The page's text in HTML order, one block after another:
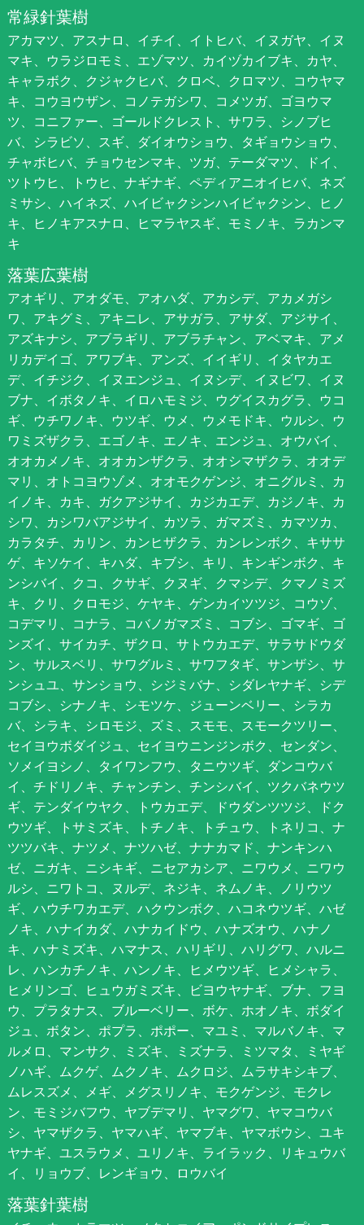
常緑針葉樹
アカマツ、アスナロ、イチイ、イトヒバ、イヌガヤ、イヌ
マキ、ウラジロモミ、エゾマツ、カイヅカイブキ、カヤ、
キャラボク、クジャクヒバ、クロベ、クロマツ、コウヤマ
キ、コウヨウザン、コノテガシワ、コメツガ、ゴヨウマ
ツ、コニファー、ゴールドクレスト、サワラ、シノブヒ
バ、シラビソ、スギ、ダイオウショウ、タギョウショウ、
チャボヒバ、チョウセンマキ、ツガ、テーダマツ、ドイ、
ツトウヒ、トウヒ、ナギナギ、ペディアニオイヒバ、ネズ
ミサシ、ハイネズ、ハイビャクシンハイビャクシン、ヒノ
キ、ヒノキアスナロ、ヒマラヤスギ、モミノキ、ラカンマ
キ
落葉広葉樹
アオギリ、アオダモ、アオハダ、アカシデ、アカメガシ
ワ、アキグミ、アキニレ、アサガラ、アサダ、アジサイ、
アズキナシ、アブラギリ、アブラチャン、アベマキ、アメ
リカデイゴ、アワブキ、アンズ、イイギリ、イタヤカエ
デ、イチジク、イヌエンジュ、イヌシデ、イヌビワ、イヌ
ブナ、イボタノキ、イロハモミジ、ウグイスカグラ、ウコ
ギ、ウチワノキ、ウツギ、ウメ、ウメモドキ、ウルシ、ウ
ワミズザクラ、エゴノキ、エノキ、エンジュ、オウバイ、
オオカメノキ、オオカンザクラ、オオシマザクラ、オオデ
マリ、オトコヨウゾメ、オオモクゲンジ、オニグルミ、カ
イノキ、カキ、ガクアジサイ、カジカエデ、カジノキ、カ
シワ、カシワバアジサイ、カツラ、ガマズミ、カマツカ、
カラタチ、カリン、カンヒザクラ、カンレンボク、キササ
ゲ、キソケイ、キハダ、キブシ、キリ、キンギンボク、キ
ンシバイ、クコ、クサギ、クヌギ、クマシデ、クマノミズ
キ、クリ、クロモジ、ケヤキ、ゲンカイツツジ、コウゾ、
コデマリ、コナラ、コバノガマズミ、コブシ、ゴマギ、ゴ
ンズイ、サイカチ、ザクロ、サトウカエデ、サラサドウダ
ン、サルスベリ、サワグルミ、サワフタギ、サンザシ、サ
ンシュユ、サンショウ、シジミバナ、シダレヤナギ、シデ
コブシ、シナノキ、シモツケ、ジューンベリー、シラカ
バ、シラキ、シロモジ、ズミ、スモモ、スモークツリー、
セイヨウボダイジュ、セイヨウニンジンボク、センダン、
ソメイヨシノ、タイワンフウ、タニウツギ、ダンコウバ
イ、チドリノキ、チャンチン、チンシバイ、ツクバネウツ
ギ、テンダイウヤク、トウカエデ、ドウダンツツジ、ドク
ウツギ、トサミズキ、トチノキ、トチュウ、トネリコ、ナ
ツツバキ、ナツメ、ナツハゼ、ナナカマド、ナンキンハ
ゼ、ニガキ、ニシキギ、ニセアカシア、ニワウメ、ニワウ
ルシ、ニワトコ、ヌルデ、ネジキ、ネムノキ、ノリウツ
ギ、ハウチワカエデ、ハクウンボク、ハコネウツギ、ハゼ
ノキ、ハナイカダ、ハナカイドウ、ハナズオウ、ハナノ
キ、ハナミズキ、ハマナス、ハリギリ、ハリグワ、ハルニ
レ、ハンカチノキ、ハンノキ、ヒメウツギ、ヒメシャラ、
ヒメリンゴ、ヒュウガミズキ、ビヨウヤナギ、ブナ、フヨ
ウ、プラタナス、ブルーベリー、ボケ、ホオノキ、ボダイ
ジュ、ボタン、ポプラ、ポポー、マユミ、マルバノキ、マ
ルメロ、マンサク、ミズキ、ミズナラ、ミツマタ、ミヤギ
ノハギ、ムクゲ、ムクノキ、ムクロジ、ムラサキシキブ、
ムレスズメ、メギ、メグスリノキ、モクゲンジ、モクレ
ン、モミジバフウ、ヤブデマリ、ヤマグワ、ヤマコウバ
シ、ヤマザクラ、ヤマハギ、ヤマブキ、ヤマボウシ、ユキ
ヤナギ、ユスラウメ、ユリノキ、ライラック、リキュウバ
イ、リョウブ、レンギョウ、ロウバイ
落葉針葉樹